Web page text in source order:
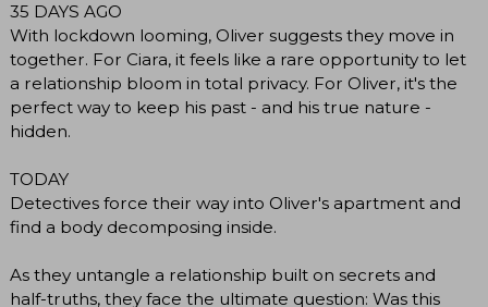
35 DAYS AGO
With lockdown looming, Oliver suggests they move in
together. For Ciara, it feels like a rare opportunity to let
a relationship bloom in total privacy. For Oliver, it's the
perfect way to keep his past - and his true nature -
hidden.
TODAY
Detectives force their way into Oliver's apartment and
find a body decomposing inside.
As they untangle a relationship built on secrets and
half-truths, they face the ultimate question: Was this